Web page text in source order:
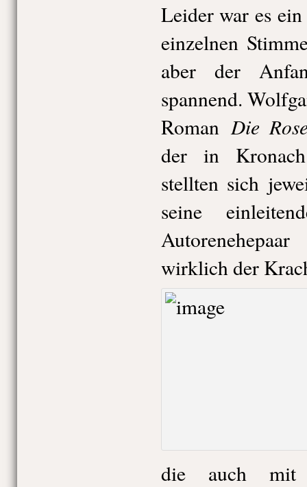
Leider war es
einzelnen
aber der
spannend.
RomanDie
der in
stellten sich
seine
wirklich der
die auch mit